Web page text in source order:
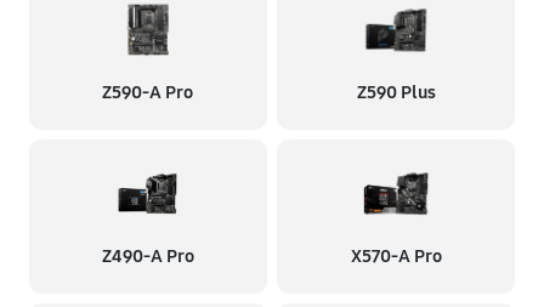
Z590-A Pro Z590 Plus
Z490-A Pro X570-A Pro